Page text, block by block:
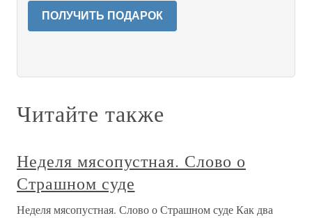
ПОЛУЧИТЬ ПОДАРОК
Читайте также
Неделя мясопустная. Слово о
Страшном суде
Неделя мясопустная. Слово о Страшном суде Как два